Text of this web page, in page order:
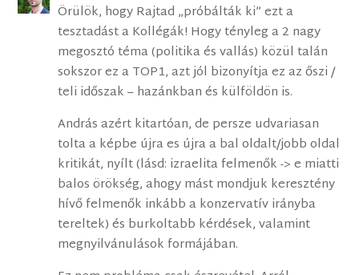
Örülök, hogy Rajtad „próbálták ki” ezt a
tesztadást a Kollégák! Hogy tényleg a 2 nagy
megosztó téma (politika és vallás) közül talán
sokszor ez a TOP1, azt jól bizonyítja ez az őszi /
teli időszak – hazánkban és külföldön is.
András azért kitartóan, de persze udvariasan
tolta a képbe újra es újra a bal oldalt/jobb oldal
kritikát, nyílt (lásd: izraelita felmenők -> e miatti
balos örökség, ahogy mást mondjuk keresztény
hívő felmenők inkább a konzervatív irányba
tereltek) és burkoltabb kérdések, valamint
megnyilvánulások formájában.